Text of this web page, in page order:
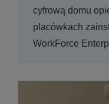
cyfrową domu
placówkach
WorkForce